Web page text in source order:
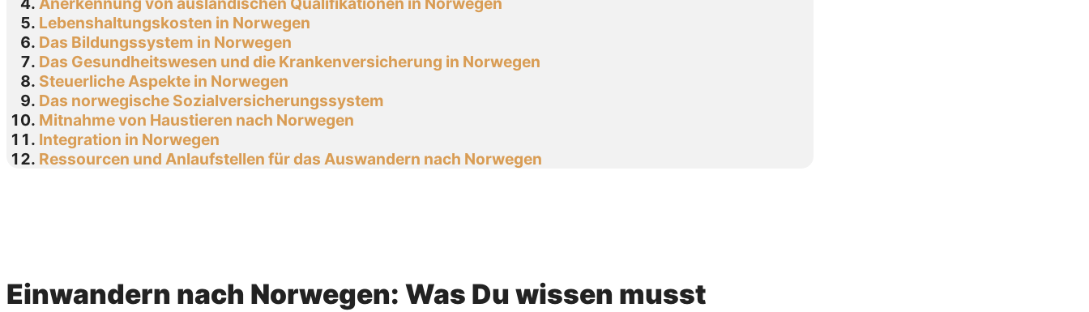
Lebenshaltungskosten in Norwegen
Das Bildungssystem in Norwegen
Das Gesundheitswesen und die Krankenversicherung in Norwegen
Steuerliche Aspekte in Norwegen
Das norwegische Sozialversicherungssystem
Mitnahme von Haustieren nach Norwegen
Integration in Norwegen
Ressourcen und Anlaufstellen für das Auswandern nach Norwegen
Einwandern nach Norwegen: Was Du wissen musst